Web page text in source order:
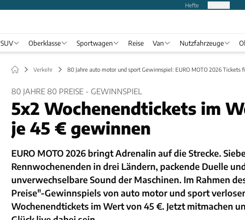
Hefte
SUV Oberklasse Sportwagen Reise Van Nutzfahrzeuge
Verkehr
80 Jahre auto motor und sport Gewinnspiel: EURO MOTO 2026 Tickets
80 JAHRE 80 PREISE - GEWINNSPIEL
5x2 Wochenendtickets im
je 45 € gewinnen
EURO MOTO 2026 bringt Adrenalin auf die Strecke.
Rennwochenenden in drei Ländern, packende Duelle
unverwechselbare Sound der Maschinen. Im Rahmen
Preise"-Gewinnspiels von auto motor und sport
Wochenendtickets im Wert von 45 €. Jetzt mitmachen